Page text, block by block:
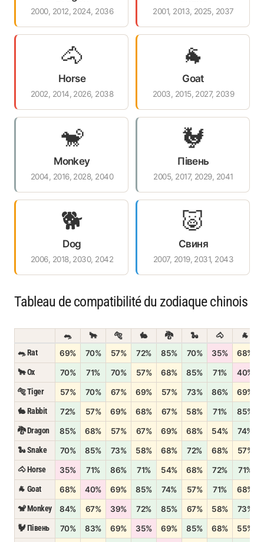
2000, 2012, 2024, 2036 2001, 2013, 2025, 2037
🐴
Horse
2002, 2014, 2026, 2038
🐐
Goat
2003, 2015, 2027, 2039
🐒
Monkey
2004, 2016, 2028, 2040
🐓
Півень
2005, 2017, 2029, 2041
🐕
Dog
2006, 2018, 2030, 2042
🐷
Свиня
2007, 2019, 2031, 2043
Tableau de compatibilité du zodiaque chinois
🐀 🐂 🐅 🐇 🐉 🐍 🐴
🐐
🐀 Rat
69% 70% 57% 72% 85% 70% 35% 68%
🐂 Ox
70% 71% 70% 57% 68% 85% 71% 40%
🐅 Tiger
57% 70% 67% 69% 57% 73% 86% 69%
🐇 Rabbit
72% 57% 69% 68% 67% 58% 71% 85%
🐉 Dragon
85% 68% 57% 67% 69% 68% 54% 74%
🐍 Snake
70% 85% 73% 58% 68% 72% 68% 57%
🐴 Horse
35% 71% 86% 71% 54% 68% 72% 71%
🐐 Goat
68% 40% 69% 85% 74% 57% 71% 68%
🐒 Monkey
84% 67% 39% 72% 85% 67% 58% 73%
🐓 Півень
70% 83% 69% 35% 69% 85% 68% 55%